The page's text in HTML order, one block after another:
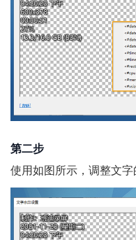
第二步
使用如图所示，调整文字